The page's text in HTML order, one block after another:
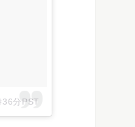
分PST